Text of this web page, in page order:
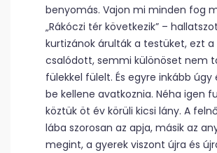
benyomás. Vajon mi minden fog
„Rákóczi tér következik” –
kurtizánok árulták a testüket, ezt
csalódott, semmi különöset nem
fülekkel fülelt. És egyre inkább
be kellene avatkoznia. Néha igen
köztük öt év körüli kicsi lány. A
lába szorosan az apja, másik az
megint, a gyerek viszont újra és